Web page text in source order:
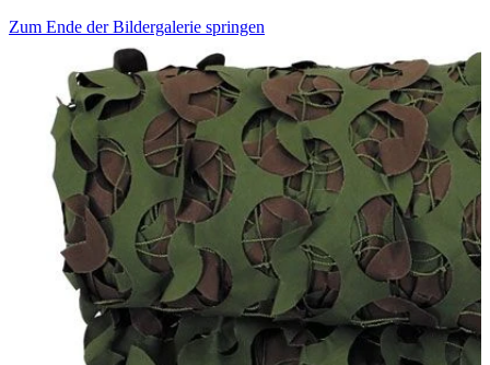
Zum Ende der Bildergalerie springen